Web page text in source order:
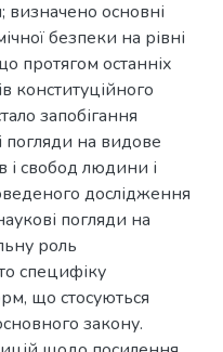
основні
безпеки на рівні
протягом останніх
конституційного
запобігання
погляди на видове
і свобод людини і
дослідження
погляди на
роль
специфіку
що стосуються
закону.